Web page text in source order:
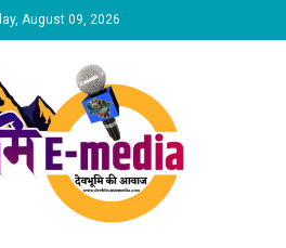
August 09, 2026